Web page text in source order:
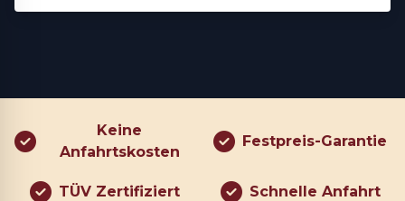
Keine
Anfahrtskosten
Festpreis-Garantie
TÜV Zertifiziert Schnelle Anfahrt